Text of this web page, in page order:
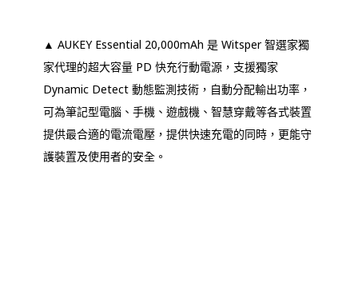
▲ AUKEY Essential 20,000mAh 是 Witsper 智選家獨
家代理的超大容量 PD 快充行動電源，支援獨家
Dynamic Detect 動態監測技術，自動分配輸出功率，
可為筆記型電腦、手機、遊戲機、智慧穿戴等各式裝置
提供最合適的電流電壓，提供快速充電的同時，更能守
護裝置及使用者的安全。